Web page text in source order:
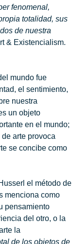
fenomenal,
totalidad, sus
de nuestra
& Existencialism.
mundo fue
el sentimiento,
nuestra
un objeto
en el mundo;
arte provoca
se concibe como
el método de
menciona como
pensamiento
del otro, o la
la
de los objetos de